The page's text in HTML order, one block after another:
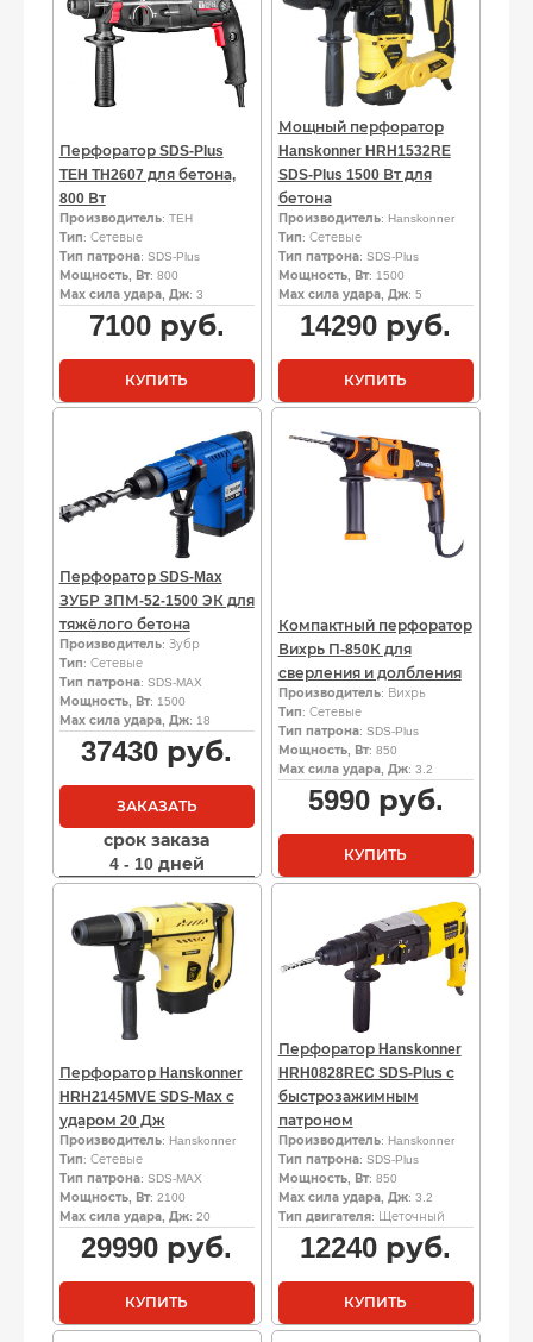
Перфоратор SDS-Plus
TEH TH2607 для бетона,
800 Вт
Производитель: TEH
Тип: Сетевые
Тип патрона: SDS-Plus
Мощность, Вт: 800
Мах сила удара, Дж: 3
7100руб.
КУПИТЬ
Мощный перфоратор
Hanskonner HRH1532RE
SDS-Plus 1500 Вт для
бетона
Производитель: Hanskonner
Тип: Сетевые
Тип патрона: SDS-Plus
Мощность, Вт: 1500
Мах сила удара, Дж: 5
14290 руб.
КУПИТЬ
Перфоратор SDS-Max
ЗУБР ЗПМ-52-1500 ЭК для
тяжёлого бетона
Производитель: Зубр
Тип: Сетевые
Тип патрона: SDS-MAX
Мощность, Вт: 1500
Мах сила удара, Дж: 18
37430 руб.
ЗАКАЗАТЬ
срок заказа
4 - 10 дней
Компактный перфоратор
Вихрь П-850К для
сверления и долбления
Производитель: Вихрь
Тип: Сетевые
Тип патрона: SDS-Plus
Мощность, Вт: 850
Мах сила удара, Дж: 3.2
5990руб.
КУПИТЬ
Перфоратор Hanskonner
HRH2145MVE SDS-Max с
ударом 20 Дж
Производитель: Hanskonner
Тип: Сетевые
Тип патрона: SDS-MAX
Мощность, Вт: 2100
Мах сила удара, Дж: 20
29990 руб.
КУПИТЬ
Перфоратор Hanskonner
HRH0828REC SDS-Plus с
быстрозажимным
патроном
Производитель: Hanskonner
Тип патрона: SDS-Plus
Мощность, Вт: 850
Мах сила удара, Дж: 3.2
Тип двигателя: Щеточный
12240 руб.
КУПИТЬ